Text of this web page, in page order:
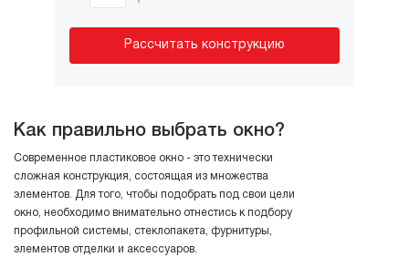
Рассчитать конструкцию
Как правильно выбрать окно?
Современное пластиковое окно - это технически
сложная конструкция, состоящая из множества
элементов. Для того, чтобы подобрать под свои цели
окно, необходимо внимательно отнестись к подбору
профильной системы, стеклопакета, фурнитуры,
элементов отделки и аксессуаров.